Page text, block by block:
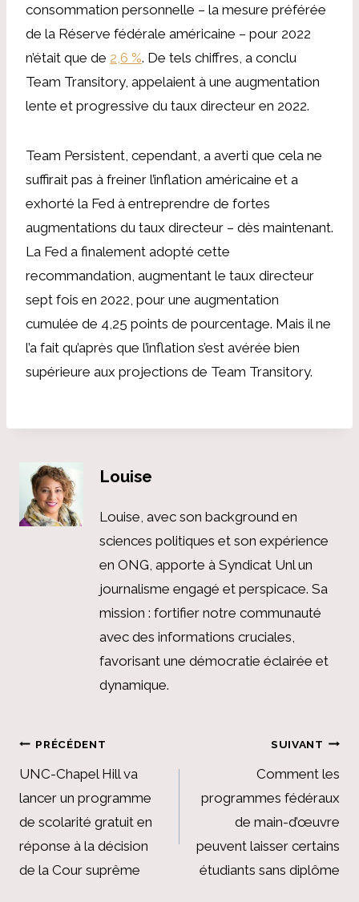
consommation personnelle – la mesure préférée
de la Réserve fédérale américaine – pour 2022
n’était que de 2,6 %. De tels chiffres, a conclu
Team Transitory, appelaient à une augmentation
lente et progressive du taux directeur en 2022.
Team Persistent, cependant, a averti que cela ne
suffirait pas à freiner l’inflation américaine et a
exhorté la Fed à entreprendre de fortes
augmentations du taux directeur – dès maintenant.
La Fed a finalement adopté cette
recommandation, augmentant le taux directeur
sept fois en 2022, pour une augmentation
cumulée de 4,25 points de pourcentage. Mais il ne
l’a fait qu’après que l’inflation s’est avérée bien
supérieure aux projections de Team Transitory.
Louise
Louise, avec son background en
sciences politiques et son expérience
en ONG, apporte à Syndicat Unl un
journalisme engagé et perspicace. Sa
mission : fortifier notre communauté
avec des informations cruciales,
favorisant une démocratie éclairée et
dynamique.
Navigation
de
l’article
PRÉCÉDENT
UNC-Chapel Hill va
lancer un programme
de scolarité gratuit en
réponse à la décision
de la Cour suprême
SUIVANT
Comment les
programmes fédéraux
de main-d’œuvre
peuvent laisser certains
étudiants sans diplôme